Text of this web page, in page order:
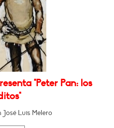
"Peter Pan: los
Luis Melero